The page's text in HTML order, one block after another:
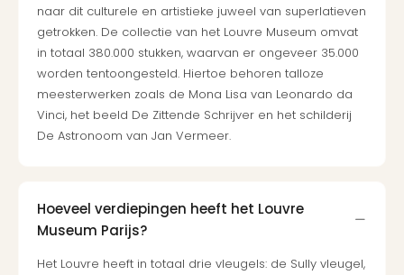
naar dit culturele en artistieke juweel van superlatieven
getrokken. De collectie van het Louvre Museum omvat
in totaal 380.000 stukken, waarvan er ongeveer 35.000
worden tentoongesteld. Hiertoe behoren talloze
meesterwerken zoals de Mona Lisa van Leonardo da
Vinci, het beeld De Zittende Schrijver en het schilderij
De Astronoom van Jan Vermeer.
Hoeveel verdiepingen heeft het Louvre
Museum Parijs?
Het Louvre heeft in totaal drie vleugels: de Sully vleugel,